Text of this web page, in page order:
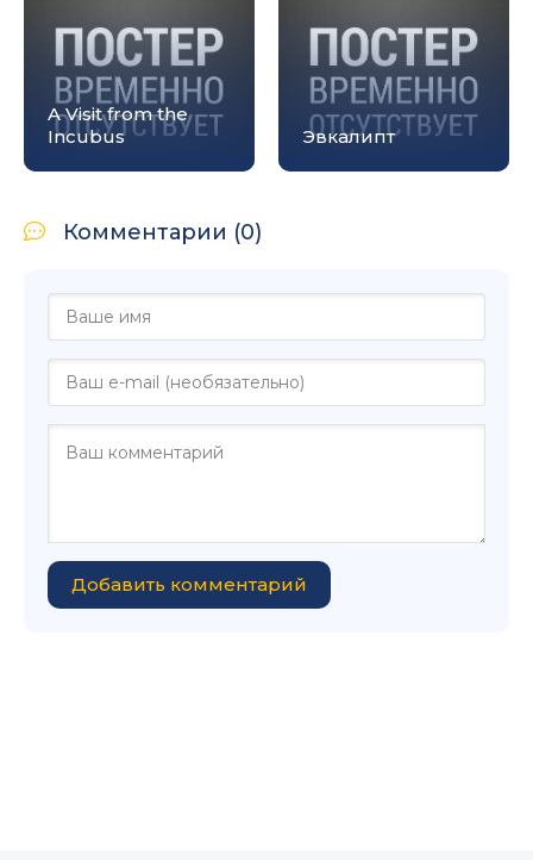
A Visit from the
Incubus
Эвкалипт
Комментарии (0)
Добавить комментарий